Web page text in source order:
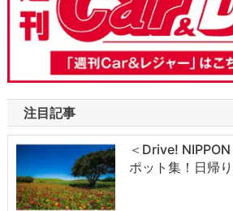
注目記事
＜Drive!
ポット集！日帰